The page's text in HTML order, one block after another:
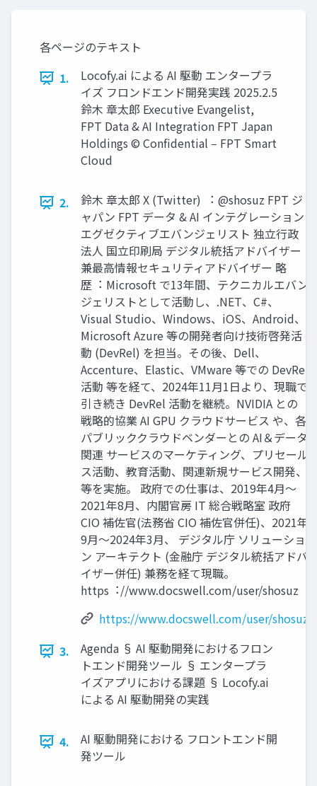
各ページのテキスト
1.
Locofy.ai による AI 駆動 エンタープラ
イズ フロンドエンド開発実践 2025.2.5
鈴⽊ 章太郎 Executive Evangelist,
FPT Data & AI Integration FPT Japan
Holdings © Conﬁdential ‒ FPT Smart
Cloud
2.
鈴⽊ 章太郎 X (Twitter) ︓ @shosuz FPT ジ
ャパン FPT データ & AI インテグレーション
エグゼクティブエバンジェリスト 独⽴⾏政
法⼈ 国⽴印刷局 デジタル統括アドバイザー
兼最⾼情報セキュリティアドバイザー 略
歴︓ Microsoft で13年間、テクニカルエバン
ジェリストとして活動し、.NET、C#、
Visual Studio、Windows、iOS、Android、
Microsoft Azure 等の開発者向け技術啓発活
動 (DevRel) を担当。その後、Dell、
Accenture、Elastic、VMware 等での DevRel
活動 等を経て、2024年11⽉1⽇より、現職で
引き続き DevRel 活動を継続。NVIDIA との
戦略的協業 AI GPU クラウドサービス や、各
パブリッククラウドベンダーとの AI＆データ
関連 サービスのマーケティング、プリセール
ス活動、教育活動、関連新規サービス開発、
等を実施。 政府での仕事は、2019年4⽉〜
2021年8⽉、内閣官房 IT 総合戦略室 政府
CIO 補佐官(法務省 CIO 補佐官併任)、2021年
9⽉〜2024年3⽉、 デジタル庁 ソリューショ
ン アーキテクト (⾦融庁 デジタル統括アドバ
イザー併任) 兼務を経て現職。
https︓//www.docswell.com/user/shosuz
https://www.docswell.com/user/shosuz
3.
Agenda § AI 駆動開発におけるフロン
トエンド開発ツール § エンタープラ
イズアプリにおける課題 § Locofy.ai
による AI 駆動開発の実践
4.
AI 駆動開発における フロントエンド開
発ツール